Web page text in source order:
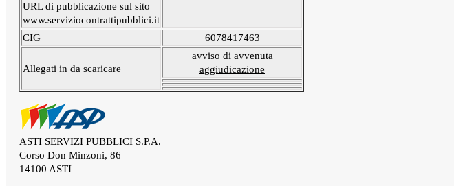
URL di pubblicazione sul sito
www.serviziocontrattipubblici.it
CIG
6078417463
Allegati in da scaricare
avviso di avvenuta
aggiudicazione
ASTI SERVIZI PUBBLICI S.P.A.
Corso Don Minzoni, 86
14100 ASTI